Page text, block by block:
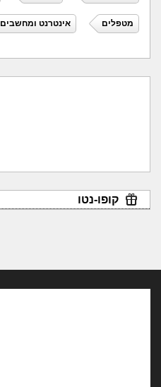
מטפלים אינטרנט ומחשבים
קופו-נטו